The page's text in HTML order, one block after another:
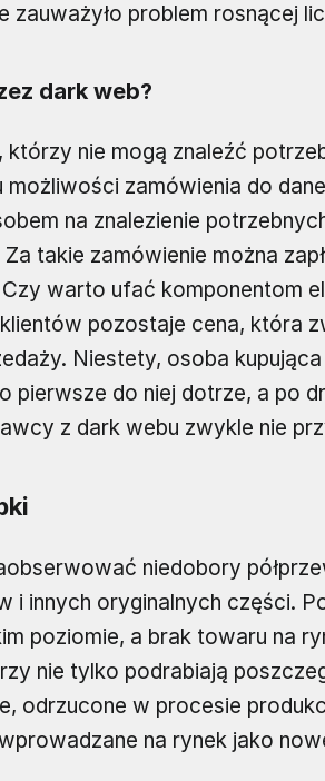
zauważyło problem rosnącej
dark web?
którzy nie mogą znaleźć
możliwości zamówienia do
na znalezienie
Za takie zamówienie można
warto ufać komponentom
pozostaje cena, która
Niestety, osoba
pierwsze do niej dotrze, a po
z dark webu zwykle nie
niedobory
i innych oryginalnych części.
poziomie, a brak towaru na
nie tylko podrabiają
odrzucone w procesie
na rynek jako